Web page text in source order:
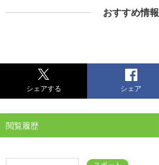
おすすめ情報
シェアする シェア
閲覧履歴